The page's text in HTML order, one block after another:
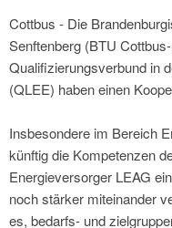
Cottbus - Die
Senftenberg (BTU
Qualifizierungsverbund in
(QLEE) haben einen
Insbesondere im Bereich
künftig die Kompetenzen
Energieversorger LEAG
noch stärker miteinander
es, bedarfs- und